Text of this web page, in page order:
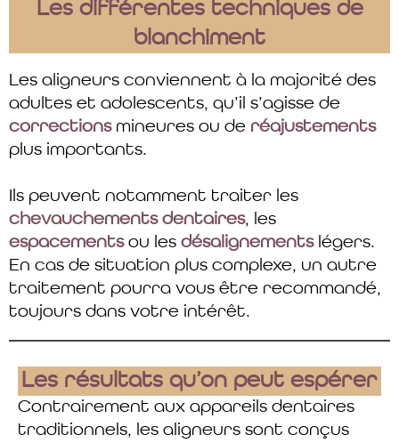
Les différentes techniques de
blanchiment
Les aligneurs conviennent à la majorité des
adultes et adolescents, qu’il s’agisse de
correctionsmineures ou de réajustements
plus importants.
Ils peuvent notamment traiter les
chevauchements dentaires, les
espacementsou les désalignementslégers.
En cas de situation plus complexe, un autre
traitement pourra vous être recommandé,
toujours dans votre intérêt.
Les résultats qu’on peut espérer
Contrairement aux appareils dentaires
traditionnels, les aligneurs sont conçus